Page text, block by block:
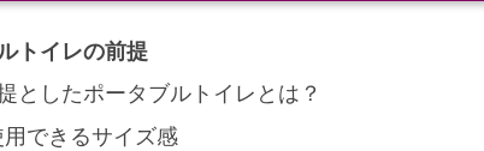
トイレの前提
としたポータブルトイレとは？
できるサイズ感